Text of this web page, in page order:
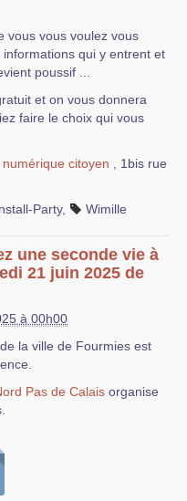
vous vous voulez vous
qui y entrent et
poussif ...
et on vous donnera
faire le choix qui vous
numérique citoyen , 1bis rue
Party, Wimille
une seconde vie à
21 juin 2025 de
à 00h00
la ville de Fourmies est
Pas de Calais organise